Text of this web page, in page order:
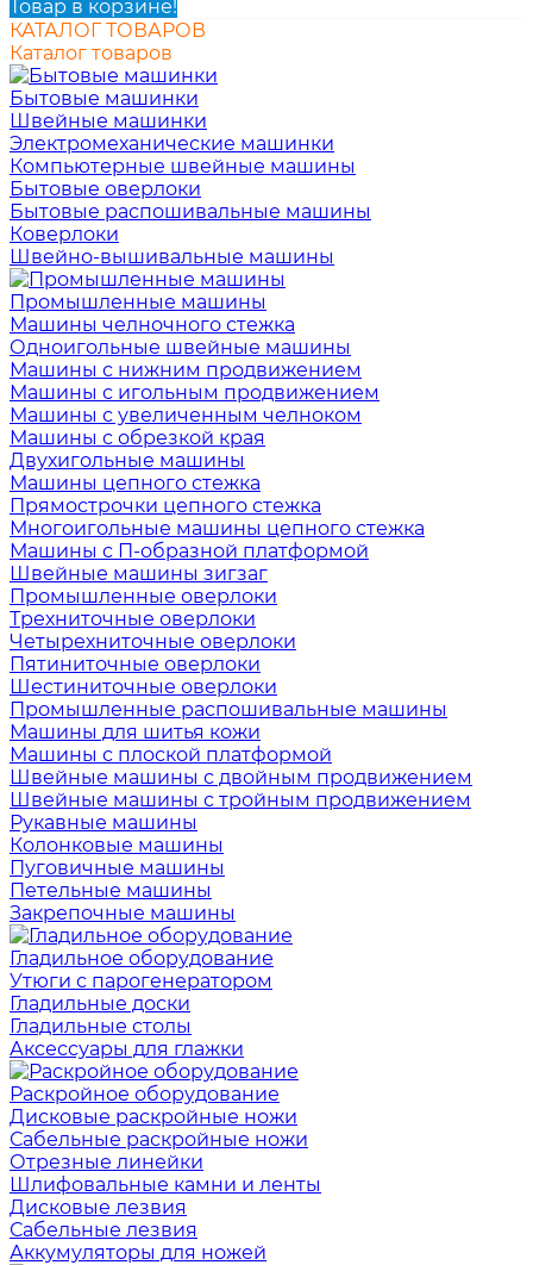
Товар в корзине!
КАТАЛОГ ТОВАРОВ
Каталог товаров
Бытовые машинки
Швейные машинки
Электромеханические машинки
Компьютерные швейные машины
Бытовые оверлоки
Бытовые распошивальные машины
Коверлоки
Швейно-вышивальные машины
Промышленные машины
Машины челночного стежка
Одноигольные швейные машины
Машины с нижним продвижением
Машины с игольным продвижением
Машины с увеличенным челноком
Машины с обрезкой края
Двухигольные машины
Машины цепного стежка
Прямострочки цепного стежка
Многоигольные машины цепного стежка
Машины с П-образной платформой
Швейные машины зигзаг
Промышленные оверлоки
Трехниточные оверлоки
Четырехниточные оверлоки
Пятиниточные оверлоки
Шестиниточные оверлоки
Промышленные распошивальные машины
Машины для шитья кожи
Машины с плоской платформой
Швейные машины с двойным продвижением
Швейные машины с тройным продвижением
Рукавные машины
Колонковые машины
Пуговичные машины
Петельные машины
Закрепочные машины
Гладильное оборудование
Утюги с парогенератором
Гладильные доски
Гладильные столы
Аксессуары для глажки
Раскройное оборудование
Дисковые раскройные ножи
Сабельные раскройные ножи
Отрезные линейки
Шлифовальные камни и ленты
Дисковые лезвия
Сабельные лезвия
Аккумуляторы для ножей